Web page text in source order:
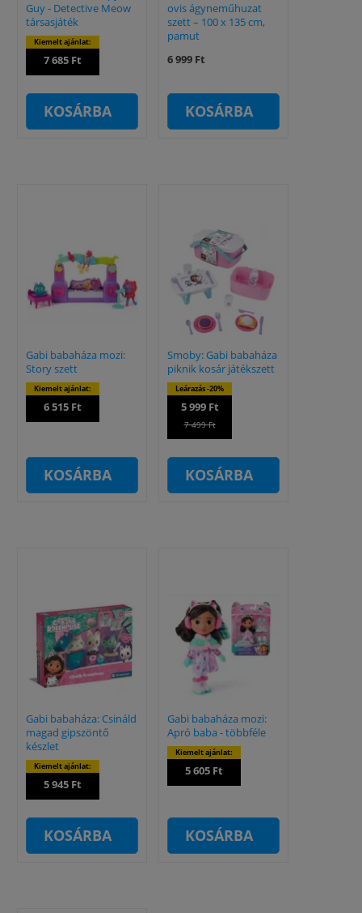
Guy - Detective Meow
társasjáték
Kiemelt ajánlat:
7 685 Ft
KOSÁRBA
ovis ágyneműhuzat
szett – 100 x 135 cm,
pamut
6 999 Ft
KOSÁRBA
Gabi babaháza mozi:
Story szett
Kiemelt ajánlat:
6 515 Ft
KOSÁRBA
Smoby: Gabi babaháza
piknik kosár játékszett
Leárazás -20%
5 999 Ft
7 499 Ft
KOSÁRBA
Gabi babaháza: Csináld
magad gipszöntő
készlet
Kiemelt ajánlat:
5 945 Ft
KOSÁRBA
Gabi babaháza mozi:
Apró baba - többféle
Kiemelt ajánlat:
5 605 Ft
KOSÁRBA